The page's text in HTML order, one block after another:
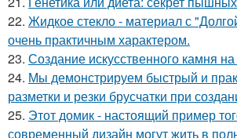
22. Жидкое стекло - материал с
очень практичным характером.
23. Создание искусственного камня
24. Мы демонстрируем быстрый и
разметки и резки брусчатки при
25. Этот домик - настоящий пример
современный дизайн могут жить в